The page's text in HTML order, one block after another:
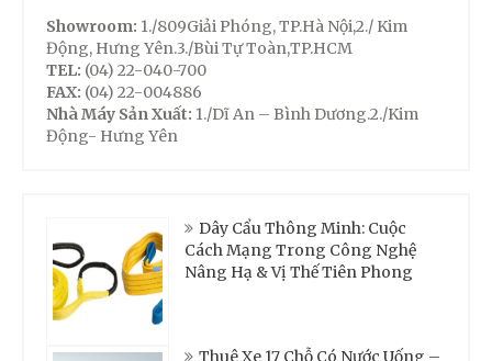
Showroom: 1./809Giải Phóng, TP.Hà Nội,2./ Kim
Động, Hưng Yên.3./Bùi Tự Toàn,TP.HCM
TEL: (04) 22-040-700
FAX: (04) 22-004886
Nhà Máy Sản Xuất: 1./Dĩ An – Bình Dương.2./Kim
Động- Hưng Yên
Dây Cẩu Thông Minh: Cuộc
Cách Mạng Trong Công Nghệ
Nâng Hạ & Vị Thế Tiên Phong
Thuê Xe 17 Chỗ Có Nước Uống –